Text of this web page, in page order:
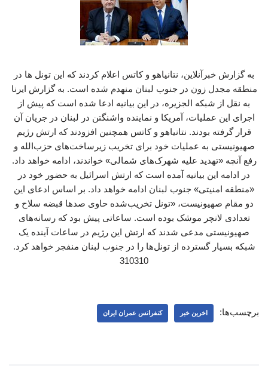
به گزارش خبرآنلاین، نتانیاهو و کاتس اعلام کردند که این تونل ها در
منطقه مجدل زون در جنوب لبنان منهدم شده است. به گزارش ایرنا
به نقل از شبکه الجزیره، در این بیانیه ادعا شده است که پیش از
اجرای این عملیات، آمریکا و نماینده واشنگتن در لبنان در جریان آن
قرار گرفته بودند. نتانیاهو و کاتس همچنین افزودند که ارتش رژیم
صهیونیستی به عملیات خود برای تخریب زیرساخت‌های حزب‌الله و
رفع آنچه «تهدید علیه شهرک‌های شمالی» خواندند، ادامه خواهد داد.
در ادامه این بیانیه آمده است که ارتش اسرائیل به حضور خود در
«منطقه امنیتی» جنوب لبنان ادامه خواهد داد. بر اساس ادعای این
دو مقام صهیونیست، «تونل تخریب‌شده حاوی صدها قبضه سلاح و
تعدادی لانچر موشک بوده است. ساعاتی پیش بود که رسانه‌های
صهیونیستی مدعی شدند که ارتش این رژیم در ساعات آینده یک
شبکه بسیار گسترده از تونل‌ها را در جنوب لبنان منفجر خواهد کرد.
310310
برچسب‌ها: اخرین خبر کنفرانس عمران ایران